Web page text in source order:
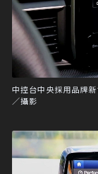
中控台中央採用品牌
／攝影